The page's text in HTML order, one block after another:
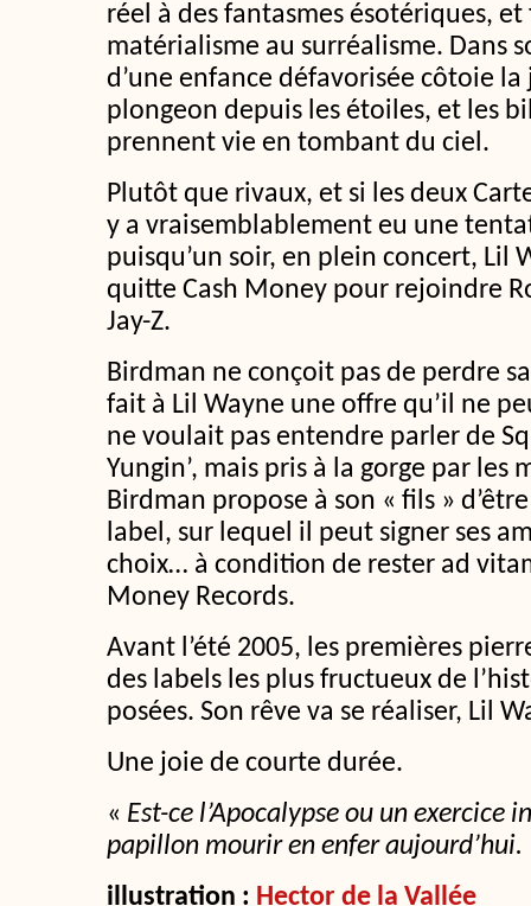
réel à des fantasmes ésotériques,
matérialisme au surréalisme. Dans
d’une enfance défavorisée côtoie
plongeon depuis les étoiles, et les
prennent vie en tombant du ciel.
Plutôt que rivaux, et si les deux
y a vraisemblablement eu une
puisqu’un soir, en plein concert, Lil
quitte Cash Money pour rejoindre
Jay-Z.
Birdman ne conçoit pas de perdre
fait à Lil Wayne une offre qu’il ne
ne voulait pas entendre parler de
Yungin’, mais pris à la gorge par les
Birdman propose à son « fils »
label, sur lequel il peut signer ses
choix… à condition de rester ad
Money Records.
Avant l’été 2005, les premières
des labels les plus fructueux de
posées. Son rêve va se réaliser, Lil
Une joie de courte durée.
« Est-ce l’Apocalypse ou un exercice
papillon mourir en enfer aujourd’hui.
illustration : Hector de la Vallée